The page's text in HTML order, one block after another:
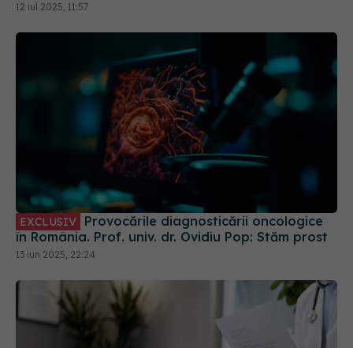
în România. Prof. univ. dr. Ovidiu Pop: Stăm prost
13 iun 2025, 22:24